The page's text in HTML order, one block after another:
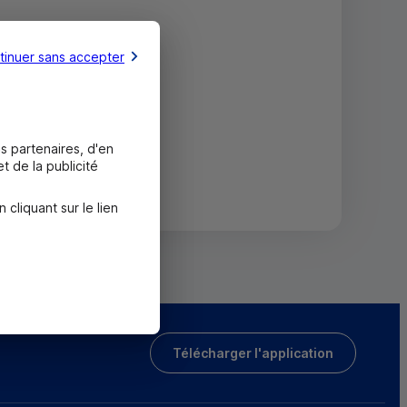
Télécharger l'application
sans accepter
partenaires, d'en
de la publicité
cliquant sur le lien